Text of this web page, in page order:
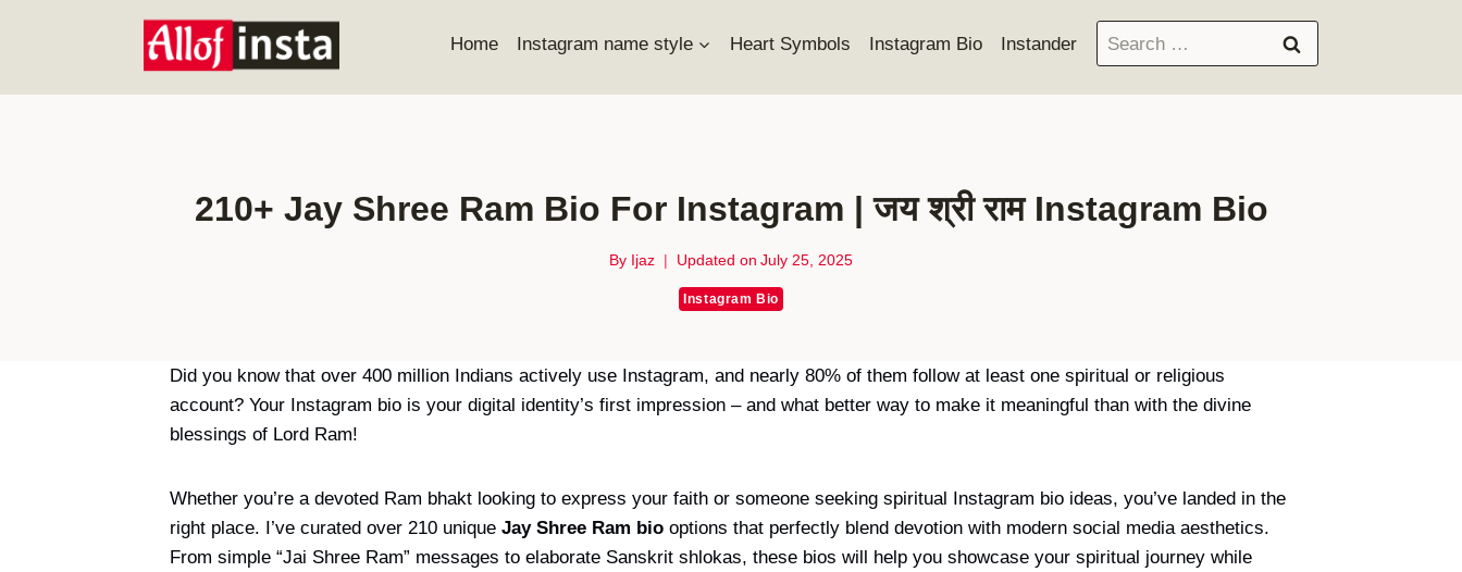
Home Instagram name style Heart Symbols Instagram Bio Instander
Search
for:
210+ Jay Shree Ram Bio For Instagram | जय श्री राम Instagram Bio
By Ijaz Updated on July 25, 2025
Instagram Bio
Did you know that over 400 million Indians actively use Instagram, and nearly 80% of them follow at least one spiritual or religious
account? Your Instagram bio is your digital identity’s first impression – and what better way to make it meaningful than with the divine
blessings of Lord Ram!
Whether you’re a devoted Ram bhakt looking to express your faith or someone seeking spiritual Instagram bio ideas, you’ve landed in the
right place. I’ve curated over 210 unique Jay Shree Ram bio options that perfectly blend devotion with modern social media aesthetics.
From simple “Jai Shree Ram” messages to elaborate Sanskrit shlokas, these bios will help you showcase your spiritual journey while